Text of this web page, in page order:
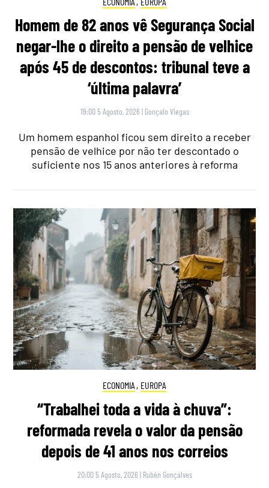
Homem de 82 anos vê Segurança Social
negar-lhe o direito a pensão de velhice
após 45 de descontos: tribunal teve a
‘última palavra’
19:00 5 Agosto, 2026 | Gonçalo Viegas
Um homem espanhol ficou sem direito a receber
pensão de velhice por não ter descontado o
suficiente nos 15 anos anteriores à reforma
ECONOMIA , EUROPA
“Trabalhei toda a vida à chuva”:
reformada revela o valor da pensão
depois de 41 anos nos correios
20:00 5 Agosto, 2026 | Rubén Gonçalves